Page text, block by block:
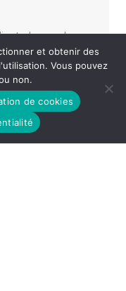
demandeur,
CARITATIF
et obtenir des
Vous pouvez
non.
de cookies